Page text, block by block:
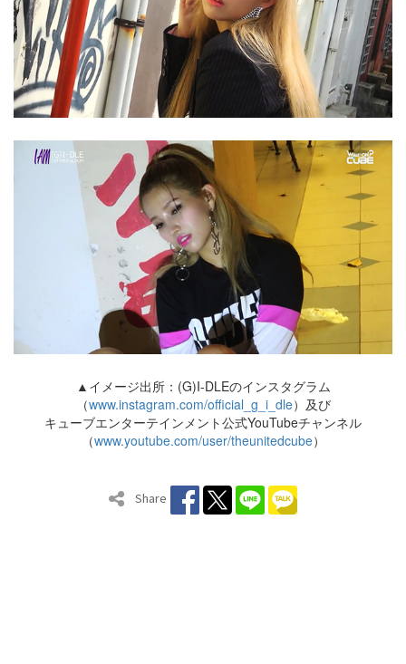
▲イメージ出所：(G)I-DLEのインスタグラム
（www.instagram.com/official_g_i_dle）及び
キューブエンターテインメント公式YouTubeチャンネル
（www.youtube.com/user/theunitedcube）
Share